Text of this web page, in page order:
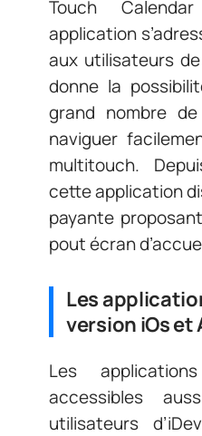
Touch
application
aux utilisateurs
donne la
grand nombre
naviguer
multitouch.
cette application
payante
pout écran
Les
version iOs et
Les
accessibles
utilisateurs